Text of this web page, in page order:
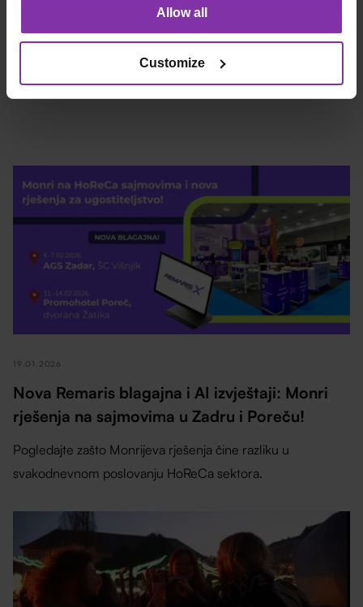
Allow all
Customize
Za više informacija o Thor sustavu javite se naecr-
!
19.01.2026
Nova Remaris blagajna i AI izvještaji: Monri
rješenja na sajmovima u Zadru i Poreču!
Pogledajte zašto Monrijeva rješenja čine razliku u
svakodnevnom poslovanju HoReCa sektora.